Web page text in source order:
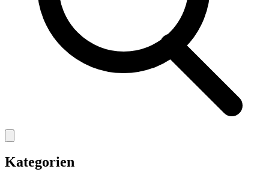
Kategorien